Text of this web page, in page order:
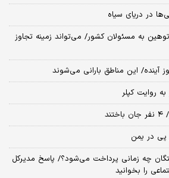
در دریای سیاه
به مسئولان کشور/ می‌تواند زمینه تجاوز
روایت کپلر
پی در یمن
چه زمانی پرداخت می‌شود؟/ پاسخ مدیرکل
را بخوانید